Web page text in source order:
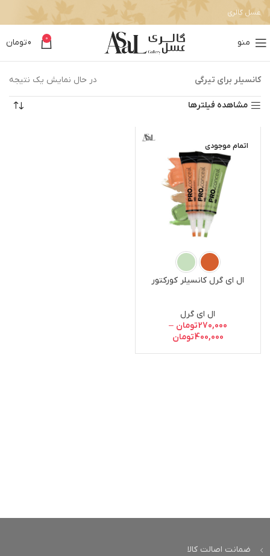
عسل گالری
منو 0
0تومان
کانسیلر برای تیرگی در حال نمایش یک نتیجه
مشاهده فیلترها
اتمام موجودی
ال ای گرل کانسیلر کورکتور
ال ای گرل
270,000تومان –
400,000تومان
ضمانت اصالت کالا